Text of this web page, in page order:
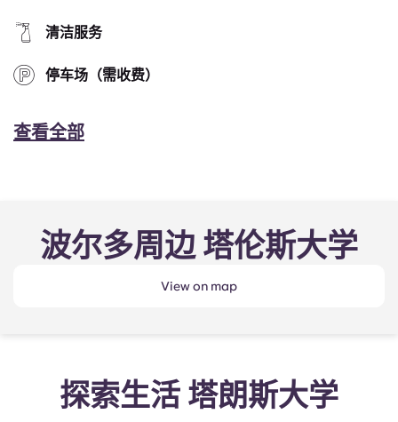
清洁服务
停车场（需收费）
查看全部
波尔多周边 塔伦斯大学
View on map
探索生活 塔朗斯大学
和我一起在Yugo Talence
Université度过这一天吧
房间导